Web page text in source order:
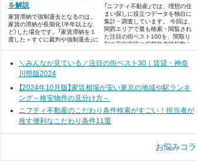
を解説
家賃滞納で強制退去となるのは、
家賃の滞納が長期化（半年以上な
ど）した場合です。「家賃滞納を１
度した＝すぐに裁判や強制退去」に
れば「延滞損害金」が発生し、賃貸
借契約の内容によっては「取り立て
が厳しい」「今後の生活に影響する」
ケースもあります。
「ニフティ不動産」では、理想の住
まい探しに役立つデータを独自に
集計・調査しています。 今回は、
関西エリアで最も検索・閲覧され
た注目の街ベスト100を、間取り
別の平均家賃や掲載物件情報数と
ともに発表します！
＼みんなが見ている／注目の街ベスト30｜賃貸・神奈
川県版2024
【2024年10月版】家賃相場が安い東京の地域や駅ランキ
ング～格安物件の見分け方～
ニフティ不動産のこだわり条件検索がすごい！担当者が
推す便利なこだわり条件11選
お悩みコ